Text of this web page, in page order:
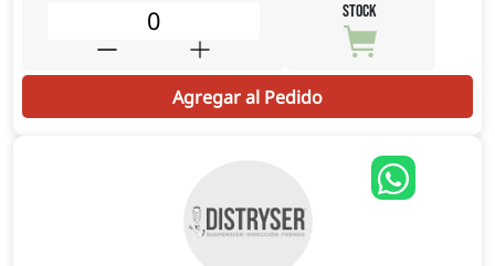
STOCK
Agregar al Pedido